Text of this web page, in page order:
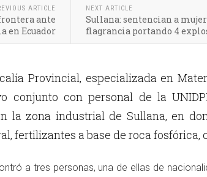
ARTICLE
ante
en Ecuador
NEXT ARTICLE
Sullana: sentencian a
flagrancia portando 4
Provincial, especializada en
conjunto con personal de la
la zona industrial de Sullana, en
fertilizantes a base de roca fosfórica,
a tres personas, una de ellas de